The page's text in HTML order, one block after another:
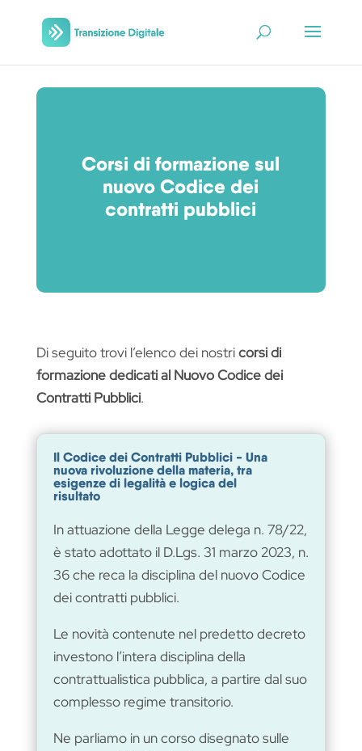
Corsi di formazione sul
nuovo Codice dei
contratti pubblici
Di seguito trovi l’elenco dei nostricorsi di
formazione dedicati al Nuovo Codice dei
Contratti Pubblici.
Il Codice dei Contratti Pubblici - Una
nuova rivoluzione della materia, tra
esigenze di legalità e logica del
risultato
In attuazione della Legge delega n. 78/22,
è stato adottato il D.Lgs. 31 marzo 2023, n.
36 che reca la disciplina del nuovo Codice
dei contratti pubblici.
Le novità contenute nel predetto decreto
investono l’intera disciplina della
contrattualistica pubblica, a partire dal suo
complesso regime transitorio.
Ne parliamo in un corso disegnato sulle